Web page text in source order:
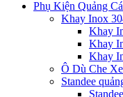
Phụ Kiện Quảng
Khay Inox
Khay
Khay
Khay
Ô Dù Che
Standee